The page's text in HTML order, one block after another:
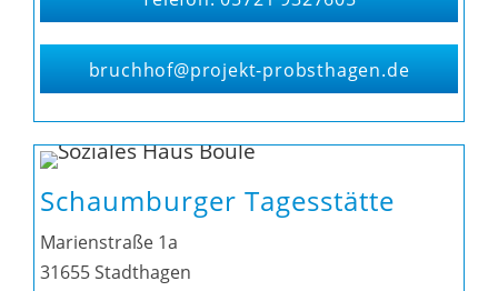
bruchhof@projekt-probsthagen.de
Schaumburger Tagesstätte
Marienstraße 1a
31655 Stadthagen